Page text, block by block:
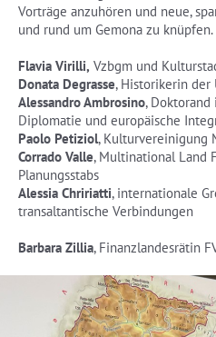
Vorträge anzuhören und neue,
und rund um Gemona zu
Flavia Virilli, Vzbgm und
Donata Degrasse, Historikerin der
Alessandro Ambrosino, Doktorand
Diplomatie und europäische
Paolo Petiziol, Kulturvereinigung
Corrado Valle, Multinational Land
Planungsstabs
Alessia Chririatti, internationale
transaltantische Verbindungen
Barbara Zillia, Finanzlandesrätin